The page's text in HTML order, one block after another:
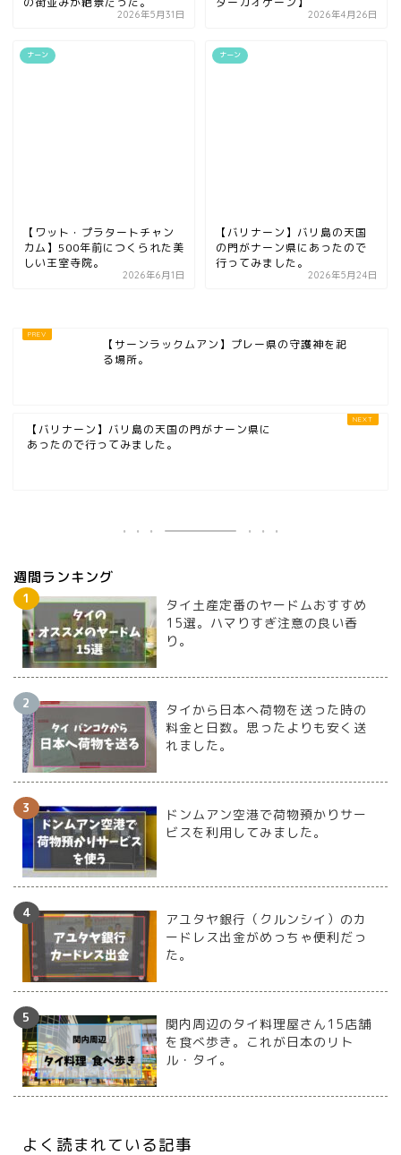
2026年5月31日 2026年4月26日
ナーン
【ワット・プラタートチャン
カム】500年前につくられた美
しい王室寺院。
2026年6月1日
ナーン
【バリナーン】バリ島の天国
の門がナーン県にあったので
行ってみました。
2026年5月24日
【サーンラックムアン】プレー県の守護神を祀
る場所。
【バリナーン】バリ島の天国の門がナーン県に
あったので行ってみました。
週間ランキング
タイ土産定番のヤードムおすすめ
15選。ハマりすぎ注意の良い香
り。
タイから日本へ荷物を送った時の
料金と日数。思ったよりも安く送
れました。
ドンムアン空港で荷物預かりサー
ビスを利用してみました。
アユタヤ銀行（クルンシイ）のカ
ードレス出金がめっちゃ便利だっ
た。
関内周辺のタイ料理屋さん15店舗
を食べ歩き。これが日本のリト
ル・タイ。
よく読まれている記事